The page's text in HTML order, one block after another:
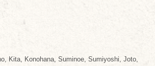
Kita, Konohana, Suminoe, Sumiyoshi, Joto,